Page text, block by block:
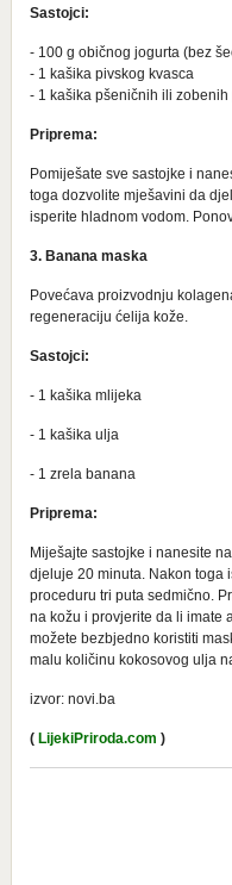
Sastojci:
- 100 g običnog jogurta (bez
- 1 kašika pivskog kvasca
- 1 kašika pšeničnih ili
Priprema:
Pomiješate sve sastojke i
toga dozvolite mješavini da
isperite hladnom vodom.
3. Banana maska
​​Povećava proizvodnju
regeneraciju ćelija kože.
Sastojci:
- 1 kašika mlijeka
- 1 kašika ulja
- 1 zrela banana
Priprema:
Miješajte sastojke i nanesite
djeluje 20 minuta. Nakon toga
proceduru tri puta sedmično.
na kožu i provjerite da li imate
možete bezbjedno koristiti
malu količinu kokosovog ulja
izvor: novi.ba
( LijekiPriroda.com )